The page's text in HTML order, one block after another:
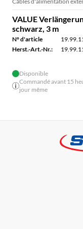
VALUE
schwarz, 3 m
N° d'article
Herst.-Art.-Nr.:
Disponible
Commandé avant 15
jour même